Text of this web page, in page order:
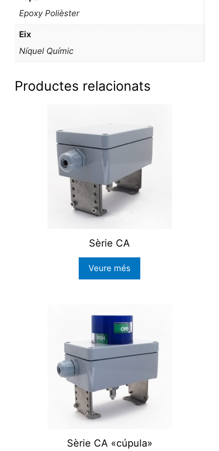
Epoxy Polièster
Eix
Níquel Químic
Productes relacionats
Sèrie CA
Veure més
Sèrie CA «cúpula»